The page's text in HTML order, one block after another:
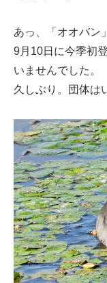
あっ、「オオバン
9月10日に今季初
いませんでした。
久しぶり。団体は